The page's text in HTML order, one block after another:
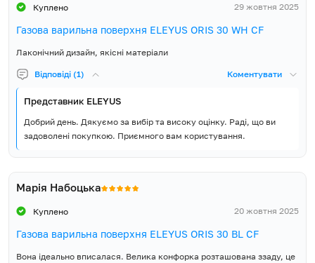
Куплено 29 жовтня 2025
Газова варильна поверхня ELEYUS ORIS 30 WH CF
Лаконічний дизайн, якісні матеріали
Відповіді (1) Коментувати
Представник ELEYUS
Добрий день. Дякуємо за вибір та високу оцінку. Раді, що ви
задоволені покупкою. Приємного вам користування.
Марія Набоцька
Куплено 20 жовтня 2025
Газова варильна поверхня ELEYUS ORIS 30 BL CF
Вона ідеально вписалася. Велика конфорка розташована ззаду, це